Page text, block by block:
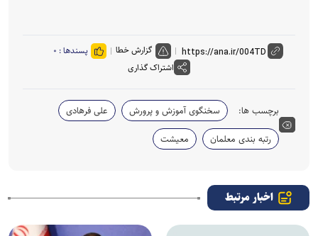
گزارش خطا پسندها : ۰
اشتراک گذاری
برچسب ها: سخنگوی آموزش و پرورش
علی فرهادی
رتبه بندی معلمان
معیشت
اخبار مرتبط